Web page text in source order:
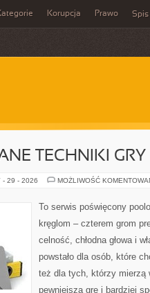
Korupcja Prawo Spis
TECHNIKI GRY
- 29 - 2026 MOŻLIWOŚĆ
To serwis poświęcony
kręglom – czterem grom
celność, chłodna głowa i
powstało dla osób, które
też dla tych, którzy mierzą
pewniejszą grę i bardziej